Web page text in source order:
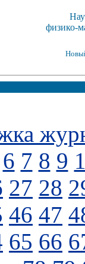
физико-
6 7 8 9
27 28
46 47
65 66